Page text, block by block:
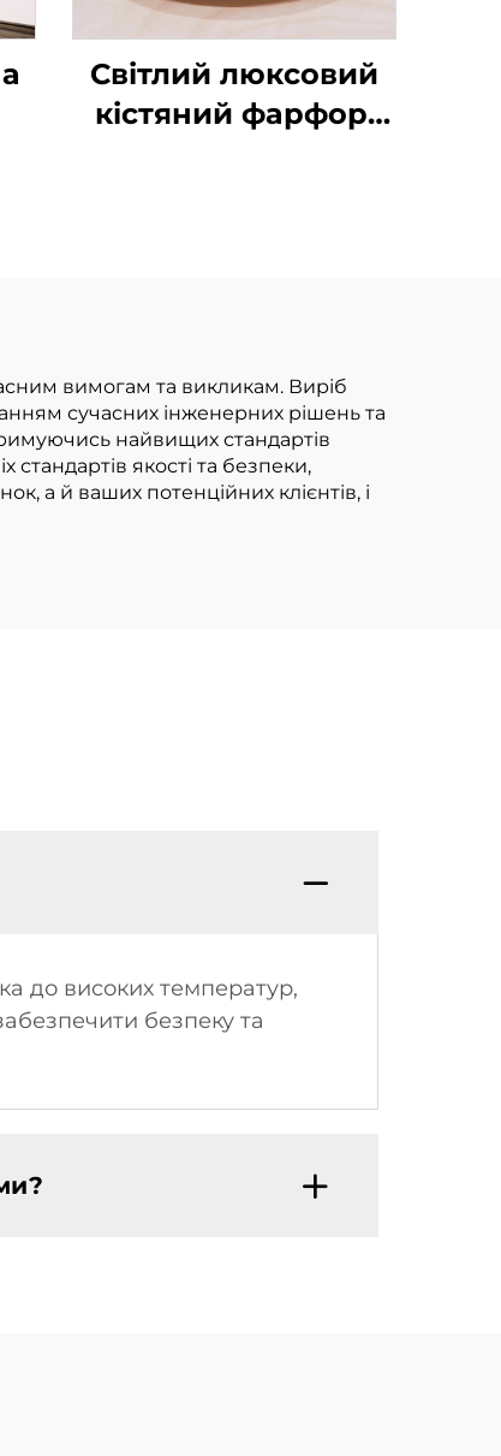
Світлий люксовий
кістяний фарфор,
для післяобіднього
чаю
вимогам та викликам. Виріб
сучасних інженерних рішень та
найвищих стандартів
стандартів якості та безпеки,
а й ваших потенційних клієнтів, і
до високих температур,
безпеку та